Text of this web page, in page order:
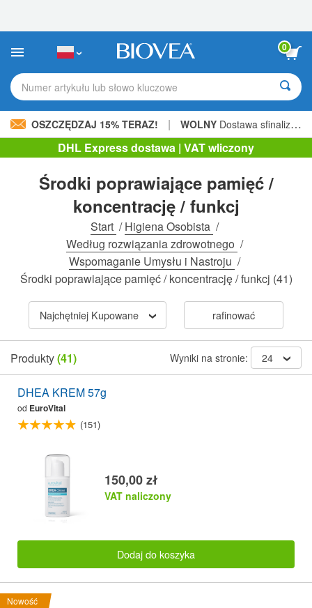
strona
internetowa
zawiera
ułatwień
dostępu.
0
Numer artykułu lub słowo kluczowe
OSZCZĘDZAJ 15% TERAZ! | WOLNY Dostawa sfinalizowana 206,00 zł »
DHL Express dostawa | VAT wliczony
Środki poprawiające pamięć /
koncentrację / funkcj
Start /Higiena Osobista /
Według rozwiązania zdrowotnego /
Wspomaganie Umysłu i Nastroju /
Środki poprawiające pamięć / koncentrację / funkcj (41)
Najchętniej Kupowane rafinować
Produkty(41) Wyniki na stronie: 24
DHEA KREM 57g
od EuroVital
(151)
150,00 zł
VAT naliczony
Dodaj do koszyka
Nowość